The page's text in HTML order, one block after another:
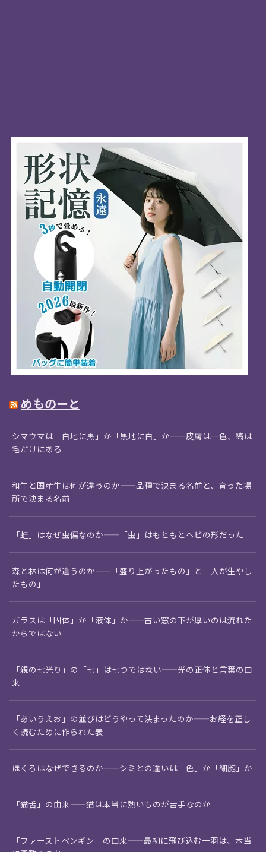
めものーと
シマウマは「白地に黒」か「黒地に白」か——皮膚は一色、縞は
毛だけにある
和牛と国産牛は何が違うのか——品種で決まる名前と、育った場
所で決まる名前
「蛙」はなぜ虫偏なのか——「虫」はもともとヘビの形だった
森と林は何が違うのか——「盛り上がったもの」と「人が生やし
たもの」
ガラスは「固体」か「液体」か——古い窓の下が厚いのは流れた
からではない
「親の七光り」の「七」は七つではない——光の正体と言葉の由
来
「あいうえお」の並びはどうやって決まったのか——お経を正し
く読むために作られた表
ほくろはなぜできるのか——シミとの違いは「色」か「細胞」か
「猫舌」の由来——猫は本当に熱いものが苦手なのか
「ファーストペンギン」の由来——最初に飛び込む一羽は、本当